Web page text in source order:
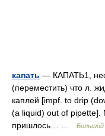
капать — КАПАТЬ1,
(переместить) что л.
каплей [impf. to drip
(a liquid) out of pipette].
пришлось… …
Большой